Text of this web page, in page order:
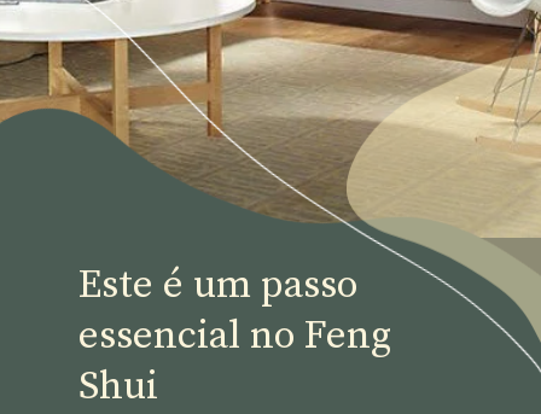
Este é um passo
essencial no Feng
Shui